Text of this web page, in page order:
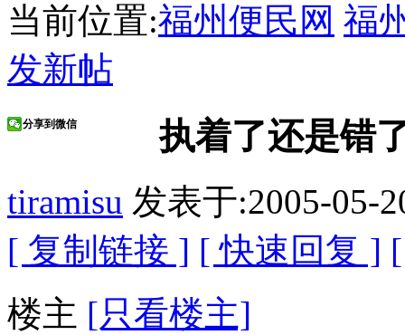
当前位置:福州便民网 福
发新帖
执着了还是错
分享到微信
tiramisu 发表于:2005-05-
[ 复制链接 ] [ 快速回复 ]
楼主 [只看楼主]